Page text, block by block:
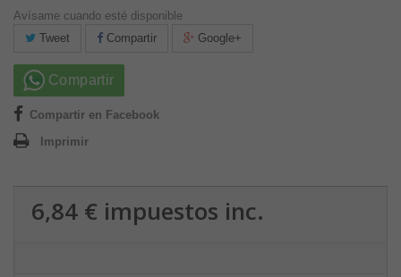
Avísame cuando esté disponible
Tweet
Compartir Google+
Compartir
Compartir en Facebook
Imprimir
6,84 € impuestos inc.